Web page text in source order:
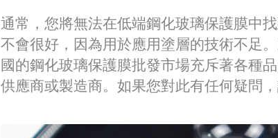
通常，您將無法在低端鋼化玻璃保護膜中
不會很好，因為用於應用塗層的技術不足
國的鋼化玻璃保護膜批發市場充斥著各種
供應商或製造商。如果您對此有任何疑問